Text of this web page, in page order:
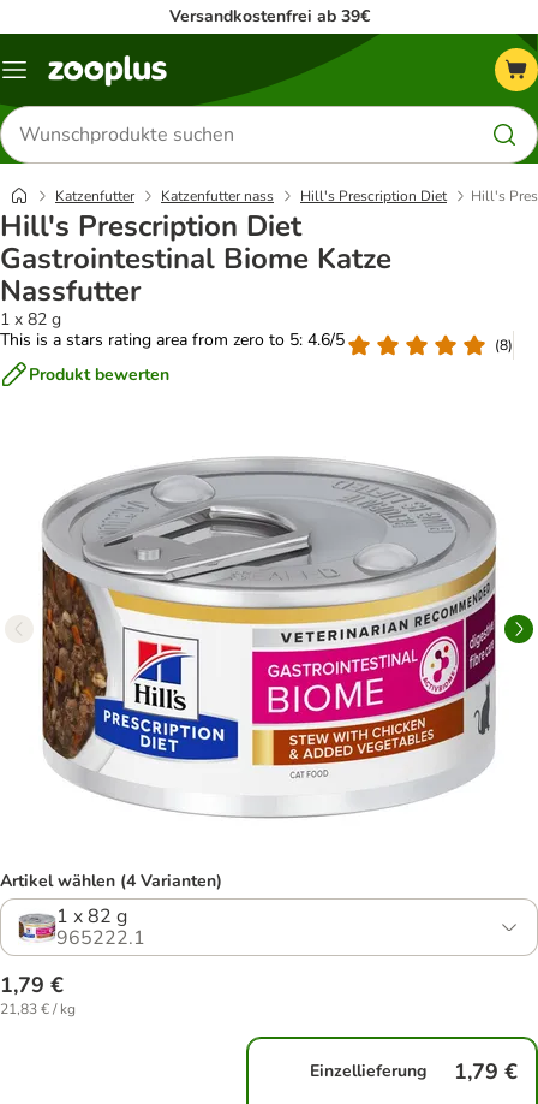
Versandkostenfrei ab 39€
Menü
Produkte
suchen
Katzenfutter Katzenfutter nass Hill's Prescription Diet Hill's
Hill's Prescription Diet
Gastrointestinal Biome Katze
Nassfutter
1 x 82 g
This is a stars rating area from zero to 5: 4.6/5
(8)
Produkt bewerten
Artikel wählen (4 Varianten)
1 x 82 g
965222.1
1,79 €
21,83 € / kg
Einzellieferung 1,79 €